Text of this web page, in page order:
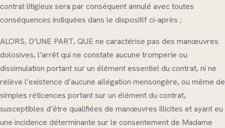
contrat litigieux sera par conséquent annulé avec toutes
conséquences indiquées dans le dispositif ci-après ;
ALORS, D’UNE PART, QUE ne caractérise pas des manœuvres
dolosives, l’arrêt qui ne constate aucune tromperie ou
dissimulation portant sur un élément essentiel du contrat, ni ne
relève l’existence d’aucune allégation mensongère, ou même de
simples réticences portant sur un élément du contrat,
susceptibles d’être qualifiées de manœuvres illicites et ayant eu
une incidence déterminante sur le consentement de Madame